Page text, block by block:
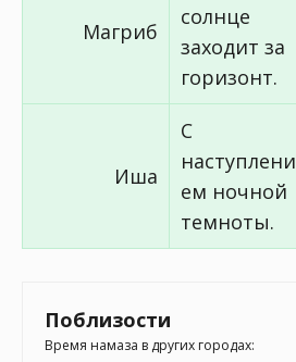
Магриб
солнце
заходит за
горизонт.
Иша
С
наступлени
ем ночной
темноты.
Поблизости
Время намаза в других городах: